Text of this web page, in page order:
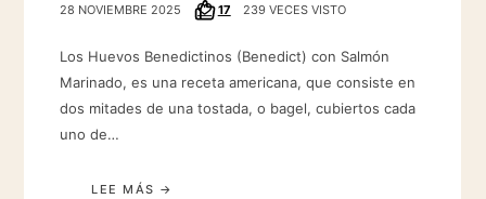
28 NOVIEMBRE 2025 17 239 VECES VISTO
Los Huevos Benedictinos (Benedict) con Salmón
Marinado, es una receta americana, que consiste en
dos mitades de una tostada, o bagel, cubiertos cada
uno de…
LEE MÁS